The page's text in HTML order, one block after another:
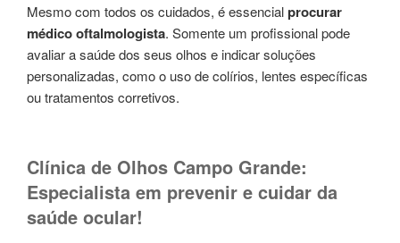
Mesmo com todos os cuidados, é essencialprocurar
médico oftalmologista. Somente um profissional pode
avaliar a saúde dos seus olhos e indicar soluções
personalizadas, como o uso de colírios, lentes específicas
ou tratamentos corretivos.
Clínica de Olhos Campo Grande:
Especialista em prevenir e cuidar da
saúde ocular!